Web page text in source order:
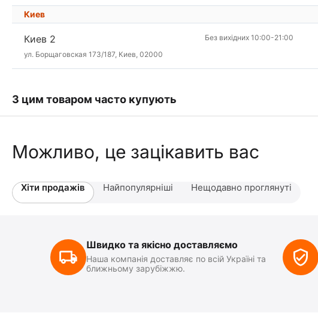
Киев
Киев 2
ул. Борщаговская 173/187, Киев, 02000
Без вихідних 10:00-21:00
З цим товаром часто купують
Можливо, це зацікавить вас
Хіти продажів Найпопулярніші Нещодавно проглянуті
Швидко та якісно доставляємо
Наша компанія доставляє по всій Україні та
ближньому зарубіжжю.